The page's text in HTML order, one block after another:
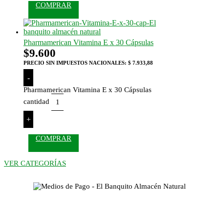
COMPRAR
Pharmamerican Vitamina E x 30 Cápsulas
$9.600
PRECIO SIN IMPUESTOS NACIONALES: $ 7.933,88
-
Pharmamerican Vitamina E x 30 Cápsulas
cantidad
+
COMPRAR
VER CATEGORÍAS